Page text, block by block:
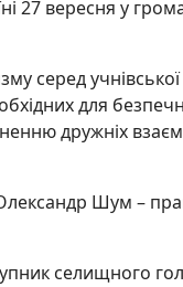
27 вересня у
серед
для
дружніх
Шум –
селищного